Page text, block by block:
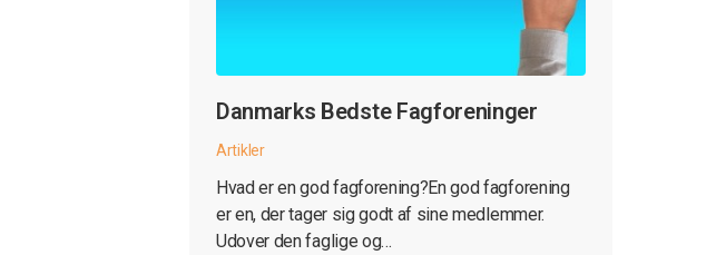
Danmarks Bedste Fagforeninger
Artikler
Hvad er en god fagforening?En god fagforening
er en, der tager sig godt af sine medlemmer.
Udover den faglige og…